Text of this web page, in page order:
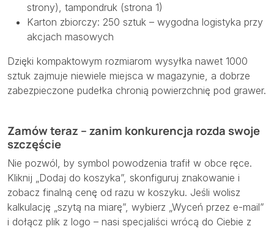
strony), tampondruk (strona 1)
Karton zbiorczy: 250 sztuk – wygodna logistyka przy
akcjach masowych
Dzięki kompaktowym rozmiarom wysyłka nawet 1000
sztuk zajmuje niewiele miejsca w magazynie, a dobrze
zabezpieczone pudełka chronią powierzchnię pod grawer.
Zamów teraz – zanim konkurencja rozda swoje
szczęście
Nie pozwól, by symbol powodzenia trafił w obce ręce.
Kliknij „Dodaj do koszyka”, skonfiguruj znakowanie i
zobacz finalną cenę od razu w koszyku. Jeśli wolisz
kalkulację „szytą na miarę”, wybierz „Wyceń przez e-mail”
i dołącz plik z logo – nasi specjaliści wrócą do Ciebie z